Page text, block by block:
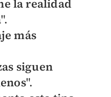
la realidad
".
más
siguen
".